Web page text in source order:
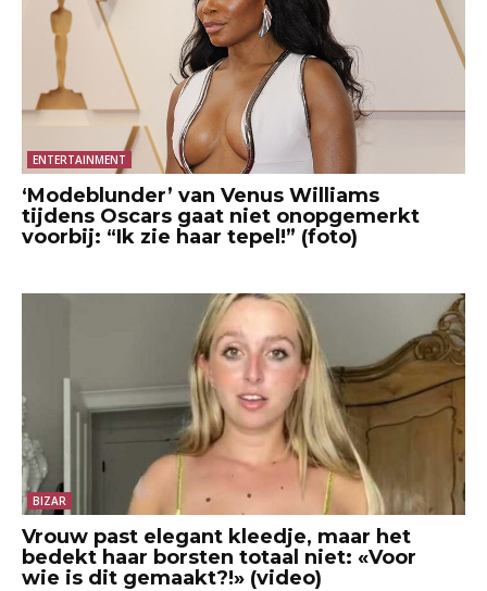
ENTERTAINMENT
‘Modeblunder’ van Venus Williams
tijdens Oscars gaat niet onopgemerkt
voorbij: “Ik zie haar tepel!” (foto)
BIZAR
Vrouw past elegant kleedje, maar het
bedekt haar borsten totaal niet: «Voor
wie is dit gemaakt?!» (video)